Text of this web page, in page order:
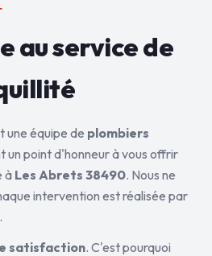
au service de
une équipe de plombiers
un point d'honneur à vous offrir
à Les Abrets 38490. Nous ne
intervention est réalisée par
satisfaction. C'est pourquoi